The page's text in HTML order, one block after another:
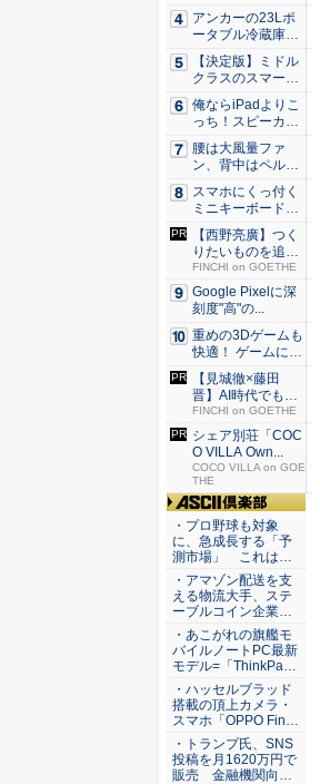
アンカーの23Lポ
ータブル冷蔵庫が
Ama...
【決定版】ミドル
クラスのスマート
フォンの...
俺ならiPadよりこ
っち！スピーカー
9個...
腰は大風量ファ
ン、背中はペルチ
ェ冷却。ダ...
スマホにくっ付く
ミニキーボード！
触ってわ...
【西野亮廣】つく
りたいものを追求
できる環...
FINCHI on GOETHE
Google Pixelに深
刻度"高"の...
重めの3Dゲームも
快適！ ゲームに強
いH...
【見城徹×藤田
晋】AI時代でも変
わらない...
FINCHI on GOETHE
シェア別荘「COC
O VILLA Own...
COCO VILLA on GOE
THE
ASCII倶楽部
・プロ野球も対象
に、急成長する「予
測市場」 これは…
・アマゾン配送を支
える物流大手、ステ
ーブルコイン企業…
・あこがれの旗艦モ
バイルノートPC最新
モデル=「ThinkPa…
・ハッセルブラッド
搭載の頂上カメラ・
スマホ「OPPO Fin…
・トランプ氏、SNS
投稿を月1620万円で
販売 金融機関向…